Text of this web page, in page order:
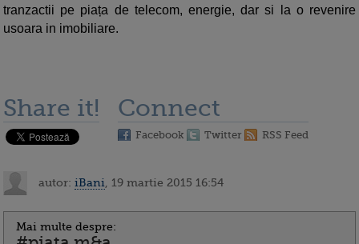
tranzactii pe piața de telecom, energie, dar si la o revenire
usoara in imobiliare.
Share it! Connect
Facebook Twitter RSS Feed
autor: iBani , 19 martie 2015 16:54
Mai multe despre: